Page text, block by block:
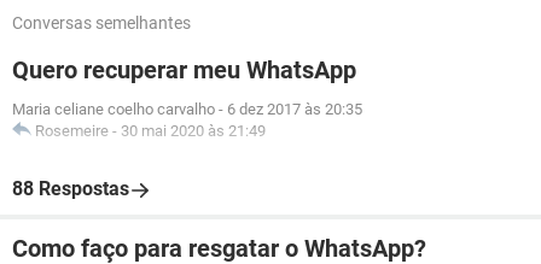
Conversas semelhantes
Quero recuperar meu WhatsApp
Maria celiane coelho carvalho - 6 dez 2017 às 20:35
Rosemeire - 30 mai 2020 às 21:49
88 Respostas
Como faço para resgatar o WhatsApp?